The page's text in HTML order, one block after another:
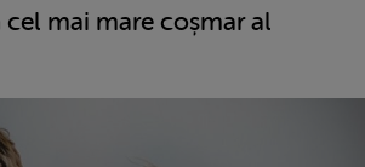
mai mare coșmar al